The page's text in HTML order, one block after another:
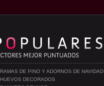
RAMAS DE PINO Y ADORNOS DE NAVIDAD
HUEVOS DECORADOS